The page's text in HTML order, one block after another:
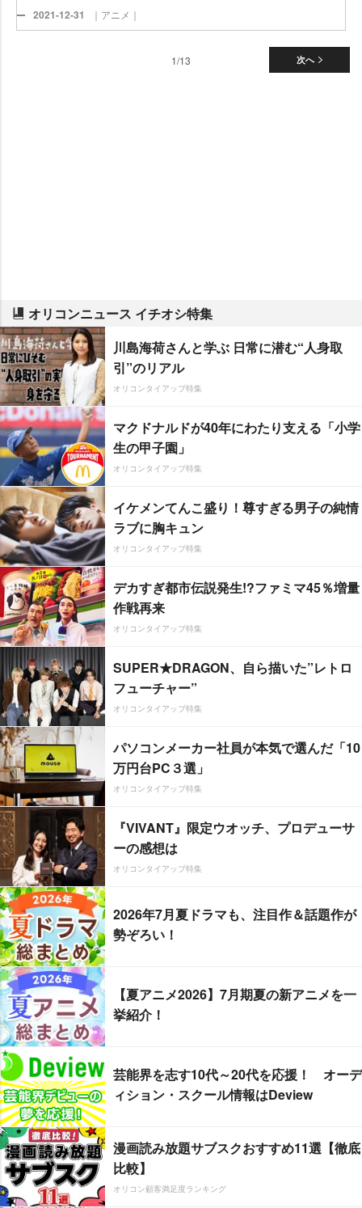
2021-12-31 ｜アニメ｜
次へ
1/13
オリコンニュース イチオシ特集
川島海荷さんと学ぶ 日常に潜む“人身取
引”のリアル
オリコンタイアップ特集
マクドナルドが40年にわたり支える「小学
生の甲子園」
オリコンタイアップ特集
イケメンてんこ盛り！尊すぎる男子の純情
ラブに胸キュン
オリコンタイアップ特集
デカすぎ都市伝説発生!?ファミマ45％増量
作戦再来
オリコンタイアップ特集
SUPER★DRAGON、自ら描いた”レトロ
フューチャー”
オリコンタイアップ特集
パソコンメーカー社員が本気で選んだ「10
万円台PC３選」
オリコンタイアップ特集
『VIVANT』限定ウオッチ、プロデューサ
ーの感想は
オリコンタイアップ特集
2026年7月夏ドラマも、注目作＆話題作が
勢ぞろい！
【夏アニメ2026】7月期夏の新アニメを一
挙紹介！
芸能界を志す10代～20代を応援！ オーデ
ィション・スクール情報はDeview
漫画読み放題サブスクおすすめ11選【徹底
比較】
オリコン顧客満足度ランキング